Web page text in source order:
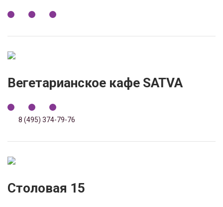
Вегетарианское кафе SATVA
8 (495) 374-79-76
Столовая 15